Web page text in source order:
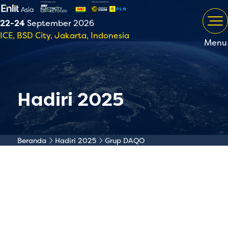
22-24September 2026
ICE, BSD City, Jakarta, Indonesia
Menu
Hadiri 2025
Beranda Hadiri 2025 Grup DAQO